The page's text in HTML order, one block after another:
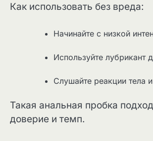
Как использовать без вреда:
Начинайте с низкой
Используйте лубрикант
Слушайте реакции тела
Такая анальная пробка
доверие и темп.